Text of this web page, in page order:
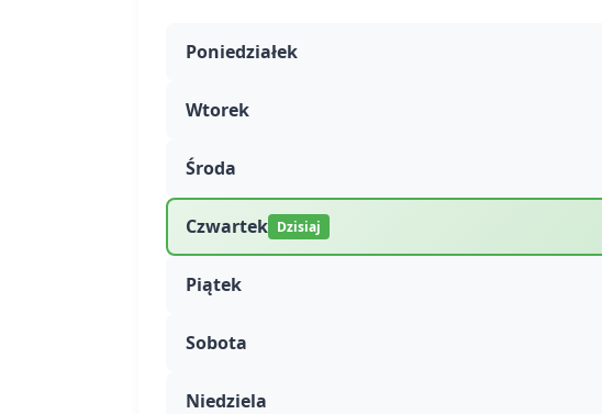
Poniedziałek
Wtorek
Środa
Czwartek Dzisiaj
Piątek
Sobota
Niedziela